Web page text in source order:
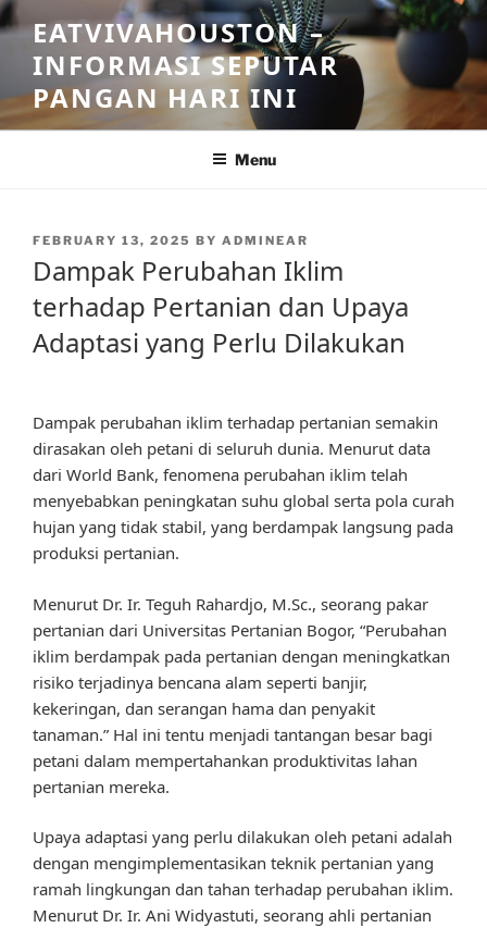
Skip
to
content
EATVIVAHOUSTON –
INFORMASI SEPUTAR
PANGAN HARI INI
Menu
POSTED
FEBRUARY 13, 2025 BY ADMINEAR
Dampak Perubahan Iklim
terhadap Pertanian dan Upaya
Adaptasi yang Perlu Dilakukan
Dampak perubahan iklim terhadap pertanian semakin
dirasakan oleh petani di seluruh dunia. Menurut data
dari World Bank, fenomena perubahan iklim telah
menyebabkan peningkatan suhu global serta pola curah
hujan yang tidak stabil, yang berdampak langsung pada
produksi pertanian.
Menurut Dr. Ir. Teguh Rahardjo, M.Sc., seorang pakar
pertanian dari Universitas Pertanian Bogor, “Perubahan
iklim berdampak pada pertanian dengan meningkatkan
risiko terjadinya bencana alam seperti banjir,
kekeringan, dan serangan hama dan penyakit
tanaman.” Hal ini tentu menjadi tantangan besar bagi
petani dalam mempertahankan produktivitas lahan
pertanian mereka.
Upaya adaptasi yang perlu dilakukan oleh petani adalah
dengan mengimplementasikan teknik pertanian yang
ramah lingkungan dan tahan terhadap perubahan iklim.
Menurut Dr. Ir. Ani Widyastuti, seorang ahli pertanian